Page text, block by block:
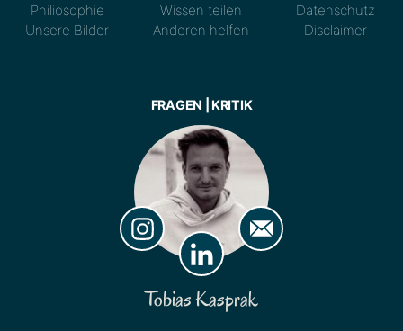
Philiosophie
Unsere Bilder
Wissen teilen
Anderen helfen
Datenschutz
Disclaimer
FRAGEN | KRITIK
Tobias Kasprak